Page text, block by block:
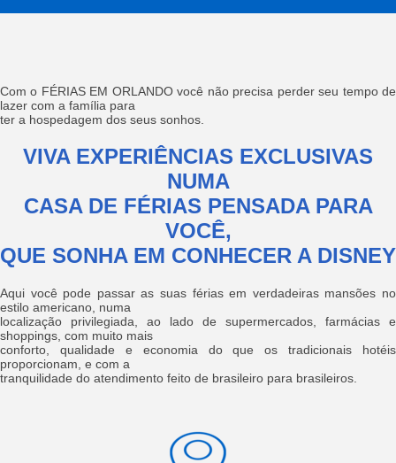
Com o FÉRIAS EM ORLANDO você não precisa perder seu tempo de
lazer com a família para
ter a hospedagem dos seus sonhos.
VIVA EXPERIÊNCIAS EXCLUSIVAS
NUMA
CASA DE FÉRIAS PENSADA PARA
VOCÊ,
QUE SONHA EM CONHECER A DISNEY
Aqui você pode passar as suas férias em verdadeiras mansões no
estilo americano, numa
localização privilegiada, ao lado de supermercados, farmácias e
shoppings, com muito mais
conforto, qualidade e economia do que os tradicionais hotéis
proporcionam, e com a
tranquilidade do atendimento feito de brasileiro para brasileiros.